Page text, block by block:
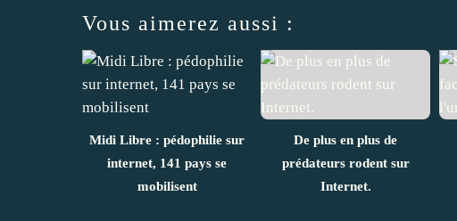
Vous aimerez aussi :
Midi Libre : pédophilie sur
internet, 141 pays se
mobilisent
De plus en plus de
prédateurs rodent sur
Internet.